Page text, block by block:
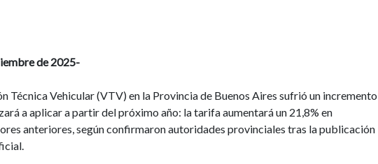
de 2025-
Técnica Vehicular (VTV) en la Provincia de Buenos Aires sufrió un incremento
a aplicar a partir del próximo año: la tarifa aumentará un 21,8% en
anteriores, según confirmaron autoridades provinciales tras la publicación